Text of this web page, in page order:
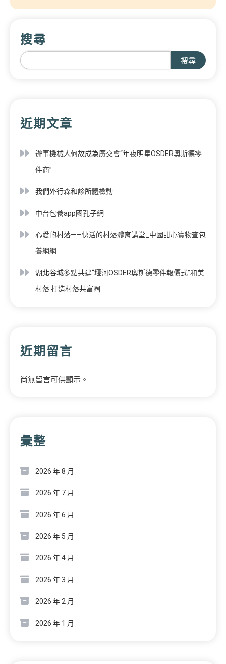
搜尋
搜尋
近期文章
辦事機械人何故成為廣交會“年夜明星OSDER奧斯德零
件商”
我們外行森和診所體檢動
中台包養app國孔子網
心愛的村落——快活的村落體育講堂_中國甜心寶物查包
養網網
湖北谷城多點共建“堰河OSDER奧斯德零件報價式”和美
村落 打造村落共富圈
近期留言
尚無留言可供顯示。
彙整
2026 年 8 月
2026 年 7 月
2026 年 6 月
2026 年 5 月
2026 年 4 月
2026 年 3 月
2026 年 2 月
2026 年 1 月